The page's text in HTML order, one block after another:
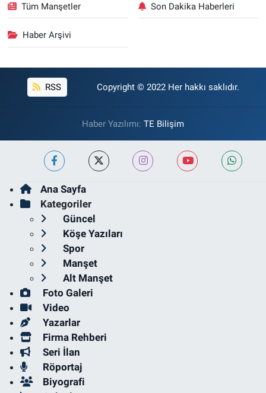
Tüm Manşetler Son Dakika Haberleri
Haber Arşivi
RSS Copyright © 2022 Her hakkı saklıdır.
Haber Yazılımı: TE Bilişim
Ana Sayfa
Kategoriler
Güncel
Köşe Yazıları
Spor
Manşet
Alt Manşet
Foto Galeri
Video
Yazarlar
Firma Rehberi
Seri İlan
Röportaj
Biyografi